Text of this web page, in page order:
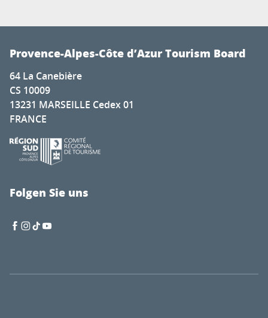
Provence-Alpes-Côte d’Azur Tourism Board
64 La Canebière
CS 10009
13231 MARSEILLE Cedex 01
FRANCE
Folgen Sie uns